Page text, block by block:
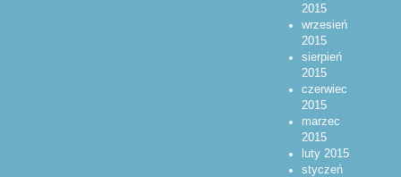
2015
wrzesień
2015
sierpień
2015
czerwiec
2015
marzec
2015
luty 2015
styczeń